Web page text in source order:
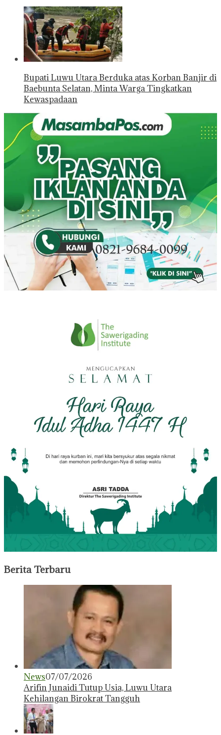
Bupati Luwu Utara Berduka atas Korban Banjir di
Baebunta Selatan, Minta Warga Tingkatkan
Kewaspadaan
Berita Terbaru
News07/07/2026
Arifin Junaidi Tutup Usia, Luwu Utara
Kehilangan Birokrat Tangguh